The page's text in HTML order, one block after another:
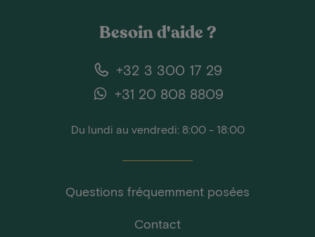
Besoin d'aide ?
+32 3 300 17 29
+31 20 808 8809
Du lundi au vendredi: 8:00 - 18:00
Questions fréquemment posées
Contact